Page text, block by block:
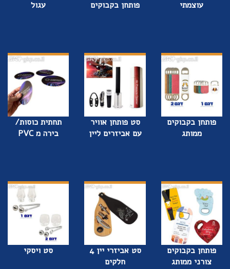
עוצמתי
פותחן בקבוקים
עגול
פותחן בקבוקים
ממותג
סט פותחן אוויר
עם אביזרים ליין
תחתית כוסות/
בירה מ PVC
פותחן בקבוקים
צורני ממותג
סט אביזרי יין 4
חלקים
סט ויסקי